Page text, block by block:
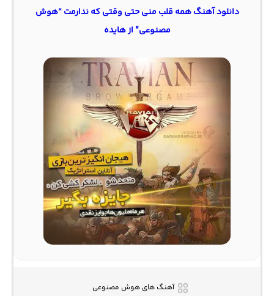
دانلود آهنگ همه قلب منی حتی وقتی که ندارمت “هوش
مصنوعی” از هایده
آهنگ های هوش مصنوعی